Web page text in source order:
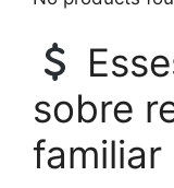
sobre
familiar